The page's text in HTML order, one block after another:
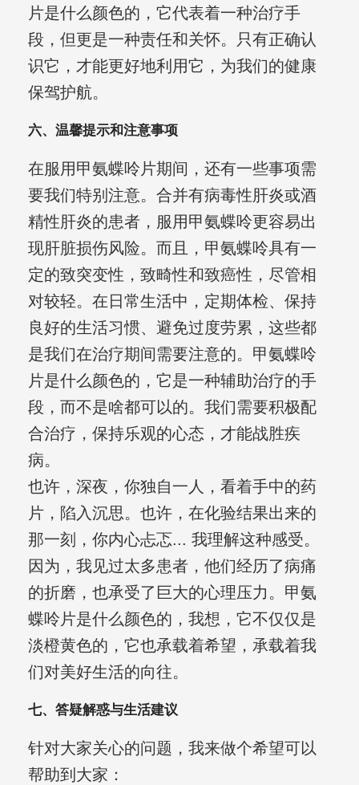
片是什么颜色的，它代表着一种治疗手
段，但更是一种责任和关怀。只有正确认
识它，才能更好地利用它，为我们的健康
保驾护航。
六、温馨提示和注意事项
在服用甲氨蝶呤片期间，还有一些事项需
要我们特别注意。合并有病毒性肝炎或酒
精性肝炎的患者，服用甲氨蝶呤更容易出
现肝脏损伤风险。而且，甲氨蝶呤具有一
定的致突变性，致畸性和致癌性，尽管相
对较轻。在日常生活中，定期体检、保持
良好的生活习惯、避免过度劳累，这些都
是我们在治疗期间需要注意的。甲氨蝶呤
片是什么颜色的，它是一种辅助治疗的手
段，而不是啥都可以的。我们需要积极配
合治疗，保持乐观的心态，才能战胜疾
病。
也许，深夜，你独自一人，看着手中的药
片，陷入沉思。也许，在化验结果出来的
那一刻，你内心忐忑... 我理解这种感受。
因为，我见过太多患者，他们经历了病痛
的折磨，也承受了巨大的心理压力。甲氨
蝶呤片是什么颜色的，我想，它不仅仅是
淡橙黄色的，它也承载着希望，承载着我
们对美好生活的向往。
七、答疑解惑与生活建议
针对大家关心的问题，我来做个希望可以
帮助到大家：